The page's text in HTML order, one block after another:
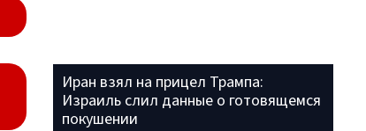
Иран взял на прицел Трампа:
Израиль слил данные о готовящемся
покушении